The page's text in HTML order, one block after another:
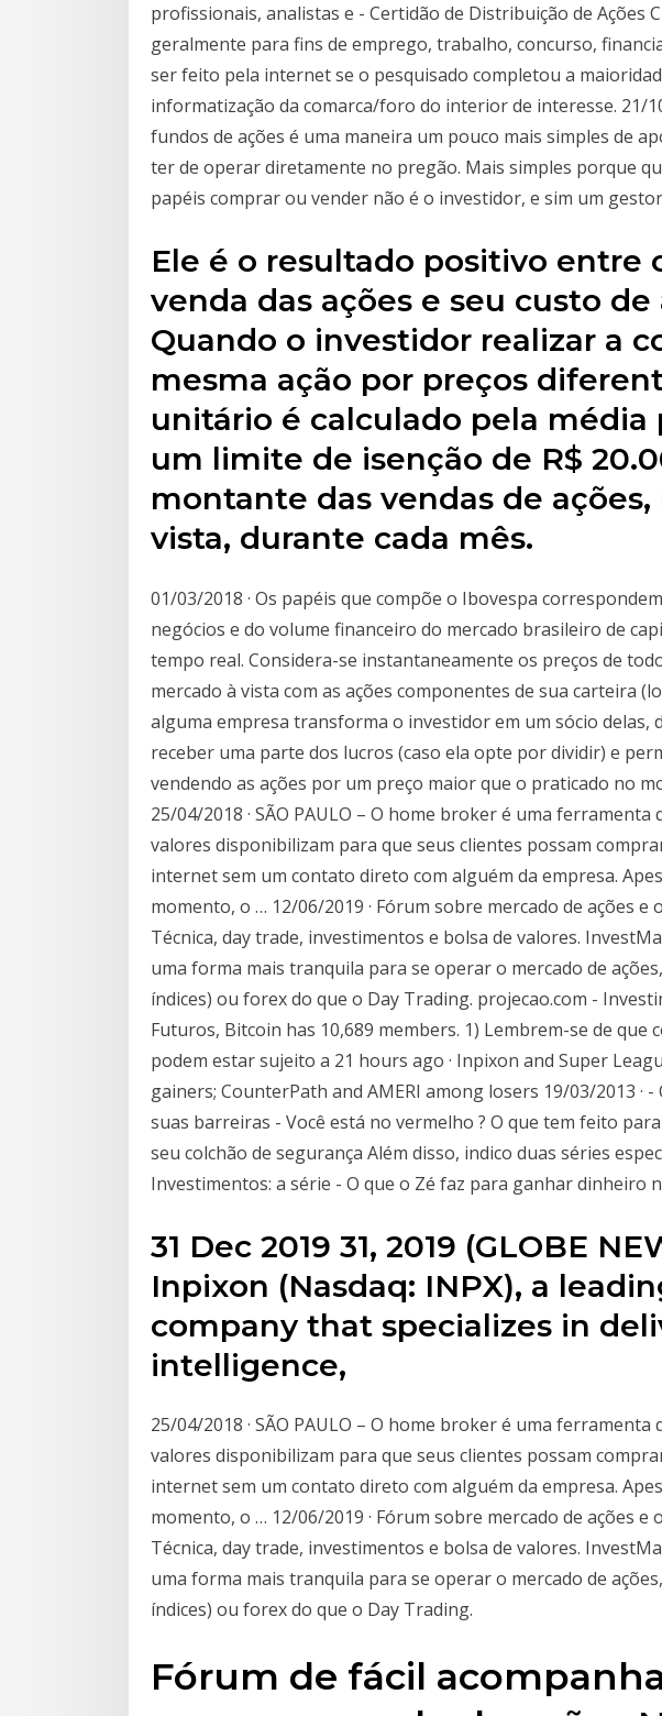
profissionais, analistas e - Certidão de Distribuição de Ações
geralmente para fins de emprego, trabalho, concurso,
ser feito pela internet se o pesquisado completou a
informatização da comarca/foro do interior de interesse. 21/
fundos de ações é uma maneira um pouco mais simples de
ter de operar diretamente no pregão. Mais simples porque
papéis comprar ou vender não é o investidor, e sim um
Ele é o resultado positivo entre
venda das ações e seu custo de
Quando o investidor realizar a
mesma ação por preços
unitário é calculado pela média
um limite de isenção de R$
montante das vendas de
vista, durante cada mês.
01/03/2018 · Os papéis que compõe o Ibovespa
negócios e do volume financeiro do mercado brasileiro de
tempo real. Considera-se instantaneamente os preços de
mercado à vista com as ações componentes de sua carteira
alguma empresa transforma o investidor em um sócio delas,
receber uma parte dos lucros (caso ela opte por dividir) e
vendendo as ações por um preço maior que o praticado no
25/04/2018 · SÃO PAULO – O home broker é uma
valores disponibilizam para que seus clientes possam
internet sem um contato direto com alguém da empresa.
momento, o … 12/06/2019 · Fórum sobre mercado de ações e
Técnica, day trade, investimentos e bolsa de valores.
uma forma mais tranquila para se operar o mercado de
índices) ou forex do que o Day Trading. projecao.com -
Futuros, Bitcoin has 10,689 members. 1) Lembrem-se de que
podem estar sujeito a 21 hours ago · Inpixon and Super
gainers; CounterPath and AMERI among losers 19/03/2013 · -
suas barreiras - Você está no vermelho ? O que tem feito
seu colchão de segurança Além disso, indico duas séries
Investimentos: a série - O que o Zé faz para ganhar dinheiro
31 Dec 2019 31, 2019 (GLOBE
Inpixon (Nasdaq: INPX), a
company that specializes in
intelligence,
25/04/2018 · SÃO PAULO – O home broker é uma
valores disponibilizam para que seus clientes possam
internet sem um contato direto com alguém da empresa.
momento, o … 12/06/2019 · Fórum sobre mercado de ações e
Técnica, day trade, investimentos e bolsa de valores.
uma forma mais tranquila para se operar o mercado de
índices) ou forex do que o Day Trading.
Fórum de fácil